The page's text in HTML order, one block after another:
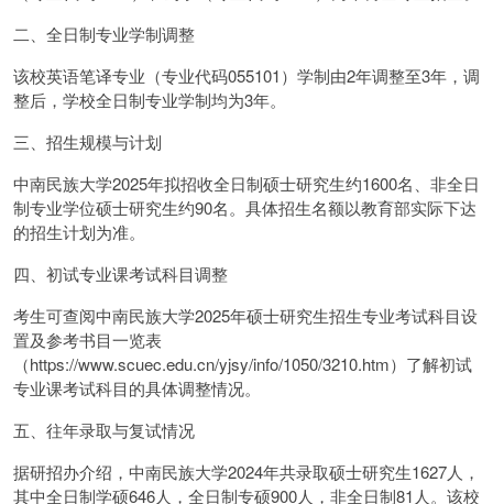
二、全日制专业学制调整
该校英语笔译专业（专业代码055101）学制由2年调整至3年，调
整后，学校全日制专业学制均为3年。
三、招生规模与计划
中南民族大学2025年拟招收全日制硕士研究生约1600名、非全日
制专业学位硕士研究生约90名。具体招生名额以教育部实际下达
的招生计划为准。
四、初试专业课考试科目调整
考生可查阅中南民族大学2025年硕士研究生招生专业考试科目设
置及参考书目一览表
（https://www.scuec.edu.cn/yjsy/info/1050/3210.htm）了解初试
专业课考试科目的具体调整情况。
五、往年录取与复试情况
据研招办介绍，中南民族大学2024年共录取硕士研究生1627人，
其中全日制学硕646人，全日制专硕900人，非全日制81人。该校